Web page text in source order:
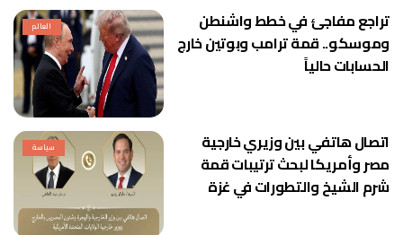
العالم
تراجع مفاجئ في خطط واشنطن
وموسكو.. قمة ترامب وبوتين خارج
الحسابات حالياً
سياسة
اتصال هاتفي بين وزيري خارجية
مصر وأمريكا لبحث ترتيبات قمة
شرم الشيخ والتطورات في غزة